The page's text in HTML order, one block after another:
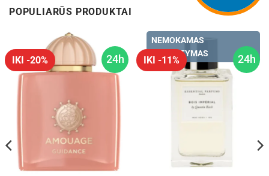
POPULIARŪS PRODUKTAI
24h
IKI -20% 24h
IKI -11%
NEMOKAMAS
PRISTATYMAS